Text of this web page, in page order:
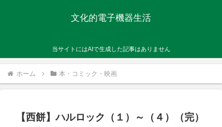
文化的電子機器生活
当サイトにはAIで生成した記事はありません
ホーム 本・コミック・映画
【西餅】ハルロック（１）～（４）（完）